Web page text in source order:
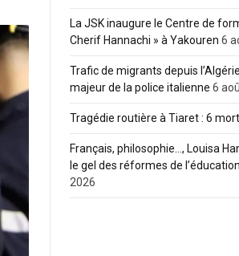
La JSK inaugure le Centre de
Cherif Hannachi » à Yakouren 6
Trafic de migrants depuis
majeur de la police italienne 6
Tragédie routière à Tiaret : 6
Français, philosophie…, Louisa
le gel des réformes de
2026